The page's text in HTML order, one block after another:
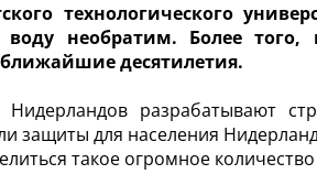
технологического
необратим. Более того,
десятилетия.
разрабатывают
защиты для населения
такое огромное